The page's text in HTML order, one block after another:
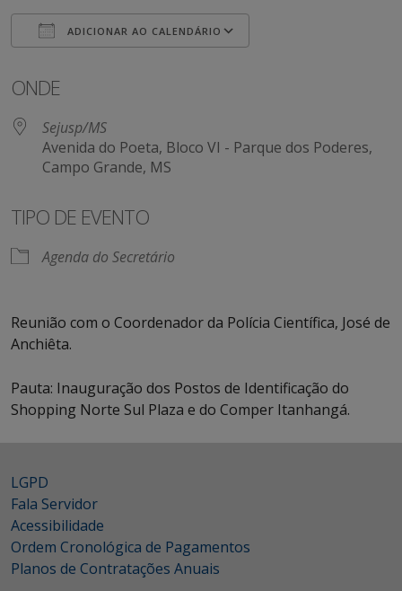
ADICIONAR AO CALENDÁRIO
ONDE
Sejusp/MS
Avenida do Poeta, Bloco VI - Parque dos Poderes,
Campo Grande, MS
TIPO DE EVENTO
Agenda do Secretário
Reunião com o Coordenador da Polícia Científica, José de
Anchiêta.
Pauta: Inauguração dos Postos de Identificação do
Shopping Norte Sul Plaza e do Comper Itanhangá.
LGPD
Fala Servidor
Acessibilidade
Ordem Cronológica de Pagamentos
Planos de Contratações Anuais